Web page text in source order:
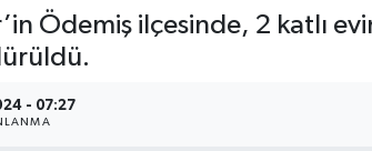
Ödemiş ilçesinde, 2 katlı
- 07:27